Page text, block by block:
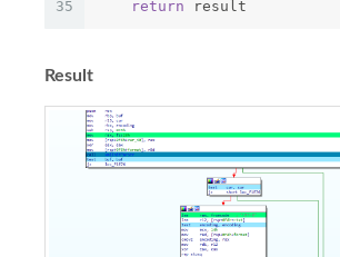
35
return result
Result